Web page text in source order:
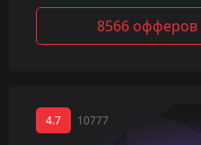
8566 офферов
4.7 10777